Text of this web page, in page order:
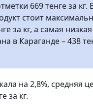
669 тенге за кг.
стоит
за кг, а самая
в Караганде – 438
на 2,8%, средняя
за кг.